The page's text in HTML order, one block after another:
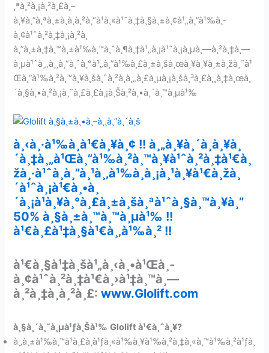
¸ªà¸²à¸¡à¸²à¸£à¸–
à¸¥à¸”à¸ªà¸±à¸à¸à¸²à¸“à¹à¸«à¹ˆà¸‡à¸§à¸±à¸¢à¹„à¸”à¹‰à¸­
à¸¢à¹ˆà¸²à¸‡à¸¡à¸²à¸
à¸”à¸±à¸‡à¸™à¸±à¹‰à¸™à¸ˆà¸¶à¸‡à¹„à¸¡à¹ˆà¸¡à¸µà¸—à¸²à¸‡à¸—
à¸µà¹ˆà¸„à¸¸à¸“à¸ˆà¸°à¹„à¸”à¹‰à¸£à¸±à¸šà¸œà¸¥à¸¥à¸±à¸žà¸˜à¹
Œà¸”à¹‰à¸²à¸™à¸¥à¸šà¸ˆà¸²à¸à¸„à¸£à¸µà¸¡à¸šà¸³à¸£à¸¸à¸‡à¸œà¸
´à¸§à¸•à¸²à¸¡à¸˜à¸£à¸£à¸¡à¸Šà¸²à¸•à¸´à¸™à¸µà¹‰
à¸‹à¸·à¹‰à¸­à¹€à¸¥à¸¢ !! à¸„à¸¥à¸´à¸à¸¥à¸
´à¸‡à¸„à¹Œà¸”à¹‰à¸²à¸™à¸¥à¹ˆà¸²à¸‡à¹€à¸
žà¸·à¹ˆà¸­à¸”à¸¹à¸‚à¹‰à¸­à¸¡à¸¹à¸¥à¹€à¸žà¸
´à¹ˆà¸¡à¹€à¸•à¸
´à¸¡à¹à¸¥à¸°à¸£à¸±à¸šà¸ªà¹ˆà¸§à¸™à¸¥à¸”
50% à¸§à¸±à¸™à¸™à¸µà¹‰ !!
à¹€à¸£à¹‡à¸§à¹€à¸‚à¹‰à¸² !!
à¹€à¸§à¹‡à¸šà¹„à¸‹à¸•à¹Œà¸­
à¸¢à¹ˆà¸²à¸‡à¹€à¸›à¹‡à¸™à¸—
à¸²à¸‡à¸à¸²à¸£:www.Glolift.com
à¸§à¸´à¸˜à¸µà¹ƒà¸Šà¹‰ Glolift à¹€à¸ˆà¸¥?
à¸‚à¸±à¹‰à¸™à¹à¸£à¸à¹ƒà¸«à¹‰à¸¥à¹‰à¸²à¸‡à¸«à¸™à¹‰à¸²à¹ƒà¸